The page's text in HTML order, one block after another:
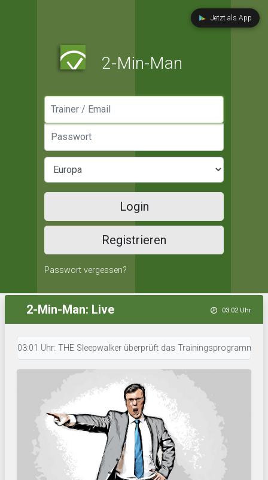
Jetzt als App
2-Min-Man
Login
Registrieren
Passwort vergessen?
2-Min-Man: Live 03:02 Uhr
Uhr: THE Sleepwalker überprüft das Trainingsprogramm. •